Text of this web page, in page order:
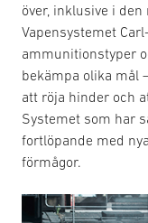
över, inklusive i
Vapensystemet
ammunitionstyper
bekämpa olika mål
att röja hinder och
Systemet som har
fortlöpande med
förmågor.